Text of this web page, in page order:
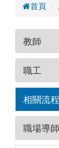
首頁
教師
職工
相關流
職場導